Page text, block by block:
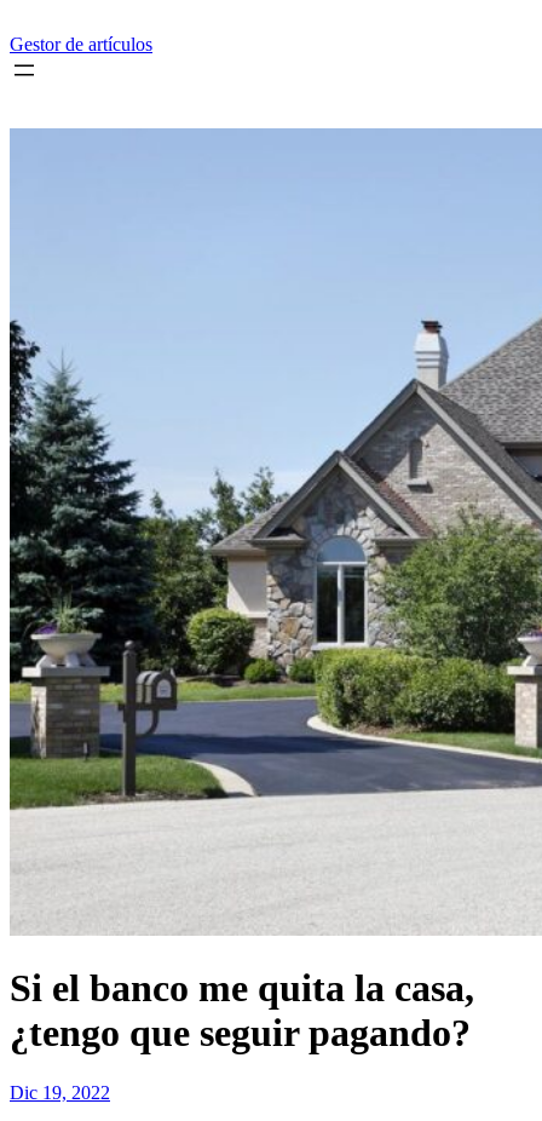
al
contenido
Gestor de artículos
Si el banco me quita la casa,
¿tengo que seguir pagando?
Dic 19, 2022